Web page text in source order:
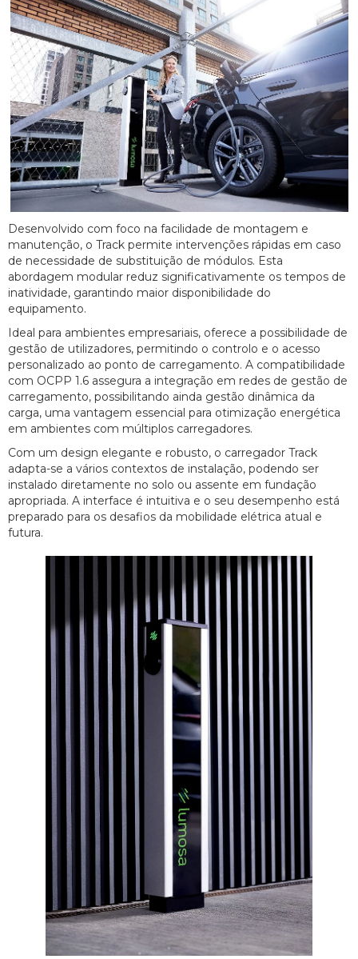
Desenvolvido com foco na facilidade de montagem e
manutenção, o Track permite intervenções rápidas em caso
de necessidade de substituição de módulos. Esta
abordagem modular reduz significativamente os tempos de
inatividade, garantindo maior disponibilidade do
equipamento.
Ideal para ambientes empresariais, oferece a possibilidade de
gestão de utilizadores, permitindo o controlo e o acesso
personalizado ao ponto de carregamento. A compatibilidade
com OCPP 1.6 assegura a integração em redes de gestão de
carregamento, possibilitando ainda gestão dinâmica da
carga, uma vantagem essencial para otimização energética
em ambientes com múltiplos carregadores.
Com um design elegante e robusto, o carregador Track
adapta-se a vários contextos de instalação, podendo ser
instalado diretamente no solo ou assente em fundação
apropriada. A interface é intuitiva e o seu desempenho está
preparado para os desafios da mobilidade elétrica atual e
futura.